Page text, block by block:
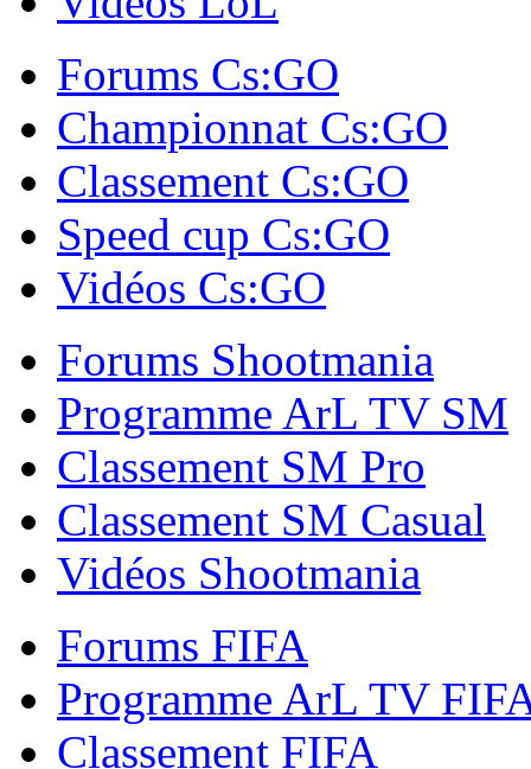
Forums Cs:GO
Championnat Cs:GO
Classement Cs:GO
Speed cup Cs:GO
Vidéos Cs:GO
Forums Shootmania
Programme ArL TV SM
Classement SM Pro
Classement SM Casual
Vidéos Shootmania
Forums FIFA
Programme ArL TV
Classement FIFA